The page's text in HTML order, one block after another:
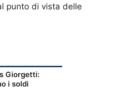
punto di vista delle
Giorgetti:
i soldi